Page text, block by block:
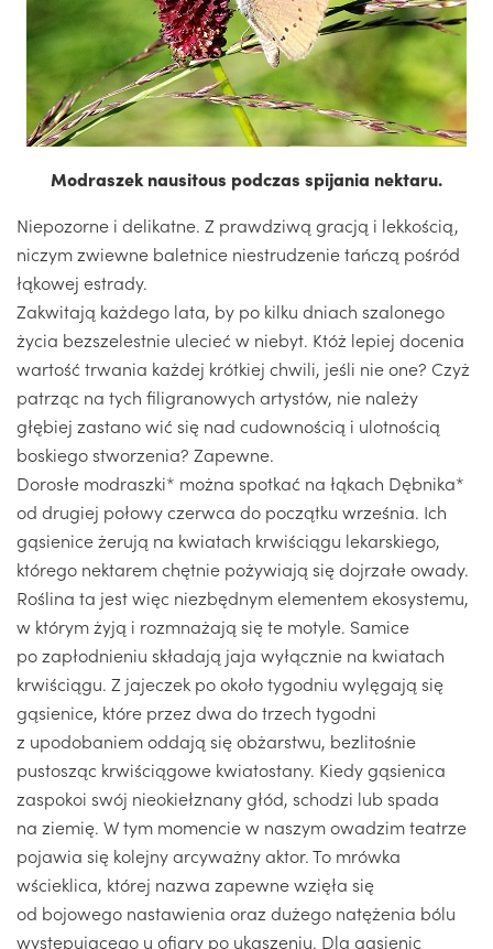
Modraszek nausitous podczas spijania nektaru.
Niepozorne i delikatne. Z prawdziwą gracją i lekkością,
niczym zwiewne baletnice niestrudzenie tańczą pośród
łąkowej estrady.
Zakwitają każdego lata, by po kilku dniach szalonego
życia bezszelestnie ulecieć w niebyt. Któż lepiej docenia
wartość trwania każdej krótkiej chwili, jeśli nie one? Czyż
patrząc na tych filigranowych artystów, nie należy
głębiej zastano wić się nad cudownością i ulotnością
boskiego stworzenia? Zapewne.
Dorosłe modraszki* można spotkać na łąkach Dębnika*
od drugiej połowy czerwca do początku września. Ich
gąsienice żerują na kwiatach krwiściągu lekarskiego,
którego nektarem chętnie pożywiają się dojrzałe owady.
Roślina ta jest więc niezbędnym elementem ekosystemu,
w którym żyją i rozmnażają się te motyle. Samice
po zapłodnieniu składają jaja wyłącznie na kwiatach
krwiściągu. Z jajeczek po około tygodniu wylęgają się
gąsienice, które przez dwa do trzech tygodni
z upodobaniem oddają się obżarstwu, bezlitośnie
pustosząc krwiściągowe kwiatostany. Kiedy gąsienica
zaspokoi swój nieokiełznany głód, schodzi lub spada
na ziemię. W tym momencie w naszym owadzim teatrze
pojawia się kolejny arcyważny aktor. To mrówka
wścieklica, której nazwa zapewne wzięła się
od bojowego nastawienia oraz dużego natężenia bólu
występującego u ofiary po ukąszeniu. Dla gąsienic